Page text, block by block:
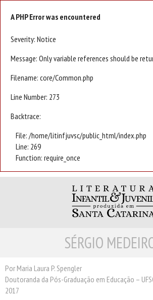
A PHP Error was encountered
Severity: Notice
Message: Only variable references should be
Filename: core/Common.php
Line Number: 273
Backtrace:
File: /home/litinfjuvsc/public_html/index.php
Line: 269
Function: require_once
ESCRITORES
PRÓXIMAS EDIÇÕES
SÉRGIO
Por Maria Laura P. Spengler
Doutoranda da Pós-Graduação em Educação –
2017